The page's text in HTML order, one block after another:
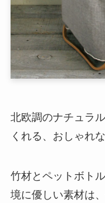
北欧調のナチュラ
くれる、おしゃれ
竹材とペットボト
境に優しい素材は